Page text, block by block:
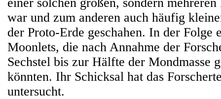
war und zum anderen auch häufig
der Proto-Erde geschahen. In der Folge
Moonlets, die nach Annahme der
Sechstel bis zur Hälfte der Mondmasse
könnten. Ihr Schicksal hat das
untersucht.